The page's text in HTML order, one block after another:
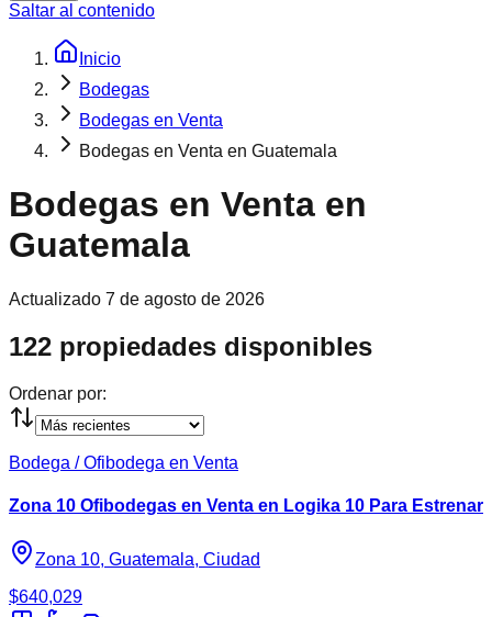
Saltar al contenido
Inicio
Bodegas
Bodegas en Venta
Bodegas en Venta en Guatemala
Bodegas en Venta en
Guatemala
Actualizado 7 de agosto de 2026
122 propiedades disponibles
Ordenar por:
Bodega / Ofibodega en Venta
Zona 10 Ofibodegas en Venta en Logika 10 Para Estrenar
Zona 10, Guatemala, Ciudad
$640,029